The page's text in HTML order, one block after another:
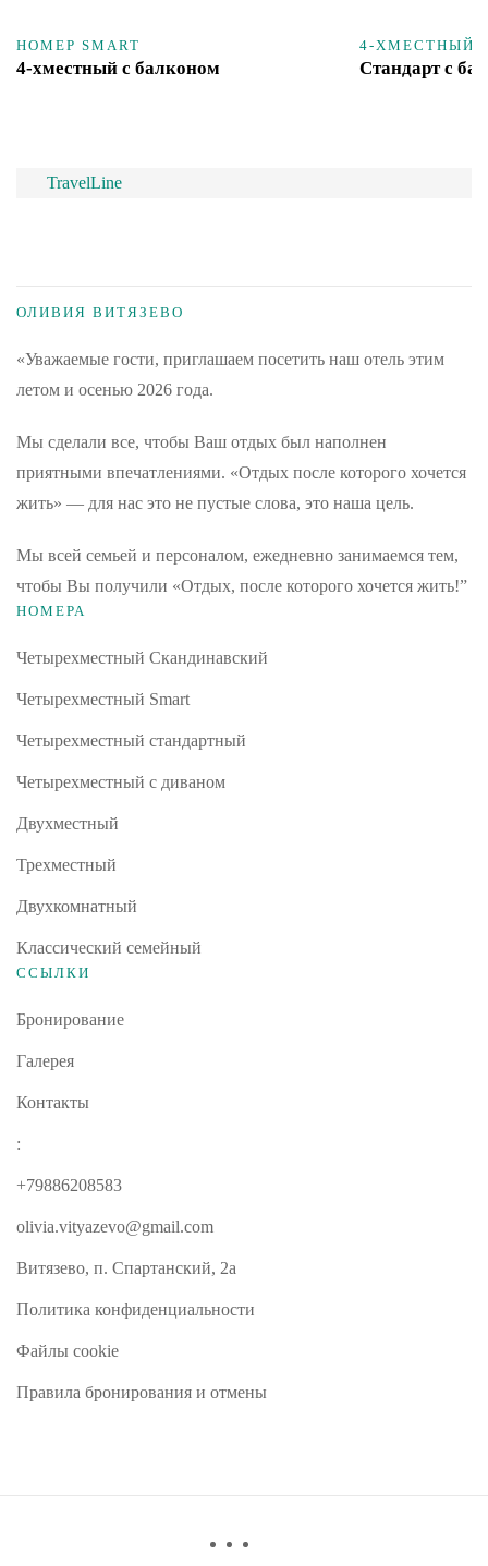
НОМЕР SMART
4-хместный с балконом
4-ХМЕСТНЫЙ
Стандарт с
TravelLine
ОЛИВИЯ ВИТЯЗЕВО
«Уважаемые гости, приглашаем посетить наш отель этим
летом и осенью 2026 года.
Мы сделали все, чтобы Ваш отдых был наполнен
приятными впечатлениями. «Отдых после которого хочется
жить» — для нас это не пустые слова, это наша цель.
Мы всей семьей и персоналом, ежедневно занимаемся тем,
чтобы Вы получили «Отдых, после которого хочется жить!”
НОМЕРА
Четырехместный Скандинавский
Четырехместный Smart
Четырехместный стандартный
Четырехместный с диваном
Двухместный
Трехместный
Двухкомнатный
Классический семейный
ССЫЛКИ
Бронирование
Галерея
Контакты
:
+79886208583
olivia.vityazevo@gmail.com
Витязево, п. Спартанский, 2а
Политика конфиденциальности
Файлы cookie
Правила бронирования и отмены